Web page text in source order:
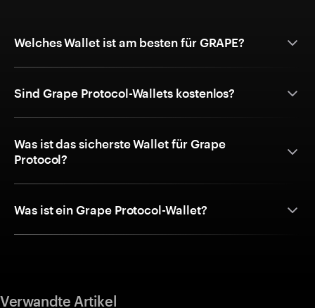
Welches Wallet ist am besten für GRAPE?
Sind Grape Protocol-Wallets kostenlos?
Was ist das sicherste Wallet für Grape
Protocol?
Was ist ein Grape Protocol-Wallet?
Verwandte Artikel